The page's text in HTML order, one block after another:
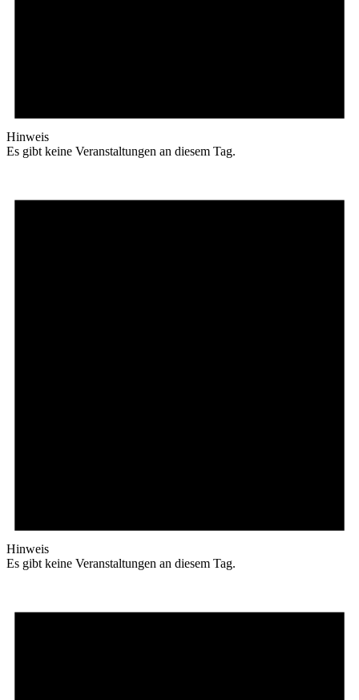
Hinweis
Es gibt keine Veranstaltungen an diesem Tag.
Hinweis
Es gibt keine Veranstaltungen an diesem Tag.